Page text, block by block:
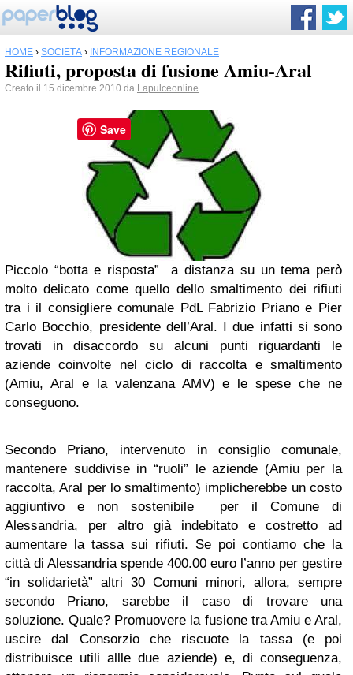
HOME › SOCIETÀ › INFORMAZIONE REGIONALE
Rifiuti, proposta di fusione Amiu-Aral
Creato il 15 dicembre 2010 da Lapulceonline
Piccolo “botta e risposta” a distanza su un tema però
molto delicato come quello dello smaltimento dei rifiuti
tra i il consigliere comunale PdL Fabrizio Priano e Pier
Carlo Bocchio, presidente dell’Aral. I due infatti si sono
trovati in disaccordo su alcuni punti riguardanti le
aziende coinvolte nel ciclo di raccolta e smaltimento
(Amiu, Aral e la valenzana AMV) e le spese che ne
conseguono.
Secondo Priano, intervenuto in consiglio comunale,
mantenere suddivise in “ruoli” le aziende (Amiu per la
raccolta, Aral per lo smaltimento) implicherebbe un costo
aggiuntivo e non sostenibile per il Comune di
Alessandria, per altro già indebitato e costretto ad
aumentare la tassa sui rifiuti. Se poi contiamo che la
città di Alessandria spende 400.00 euro l’anno per gestire
“in solidarietà” altri 30 Comuni minori, allora, sempre
secondo Priano, sarebbe il caso di trovare una
soluzione. Quale? Promuovere la fusione tra Amiu e Aral,
uscire dal Consorzio che riscuote la tassa (e poi
distribuisce utili allle due aziende) e, di conseguenza,
Save